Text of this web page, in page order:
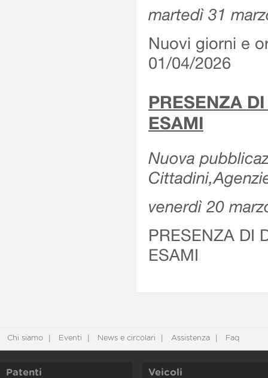
martedì 31
Nuovi giorni e
01/04/2026
PRESENZA
ESAMI
Nuova
venerdì 20
PRESENZA DI
ESAMI
Chi siamo Eventi News e circolari Assistenza Faq
Patenti Veicoli